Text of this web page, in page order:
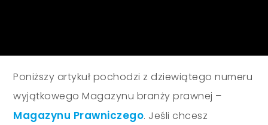
Poniższy artykuł pochodzi z dziewiątego numeru
wyjątkowego Magazynu branży prawnej –
Magazynu Prawniczego. Jeśli chcesz